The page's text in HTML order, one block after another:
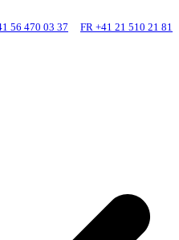
56 470 03 37 FR +41 21 510 21 81